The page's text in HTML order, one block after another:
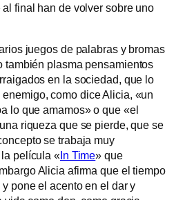
final han de volver sobre uno
juegos de palabras y bromas
también plasma pensamientos
en la sociedad, que lo
como dice Alicia, «un
lo que amamos» o que «el
riqueza que se pierde, que se
se trabaja muy
película «In Time» que
Alicia afirma que el tiempo
pone el acento en el dar y